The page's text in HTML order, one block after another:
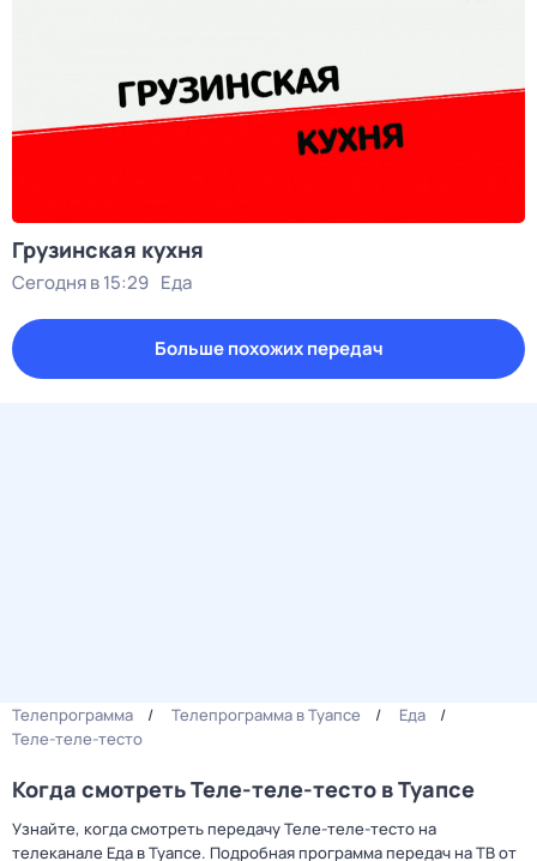
Грузинская кухня
Сегодня в 15:29 Еда
Больше похожих передач
Телепрограмма Телепрограмма в Туапсе
Еда
Теле-теле-тесто
Когда смотреть Теле-теле-тесто в Туапсе
Узнайте, когда смотреть передачу Теле-теле-тесто на
телеканале Еда в Туапсе. Подробная программа передач на ТВ от